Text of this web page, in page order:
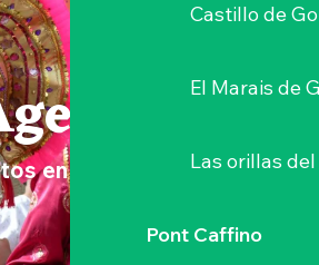
Castillo de
El Marais de
Las orillas
Pont Caffino
en el Vignoble Nantais